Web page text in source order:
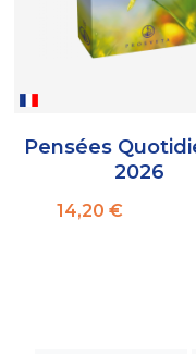
Pensées
2026
Prix
14,20 €